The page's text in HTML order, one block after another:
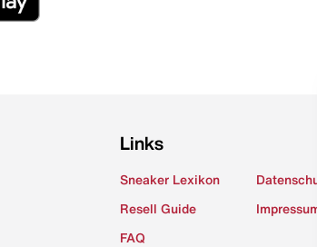
Links
Sneaker Lexikon
Resell Guide
FAQ